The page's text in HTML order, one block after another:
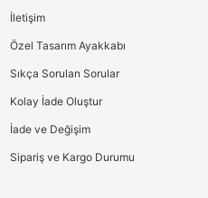
İletişim
Özel Tasarım Ayakkabı
Sıkça Sorulan Sorular
Kolay İade Oluştur
İade ve Değişim
Sipariş ve Kargo Durumu